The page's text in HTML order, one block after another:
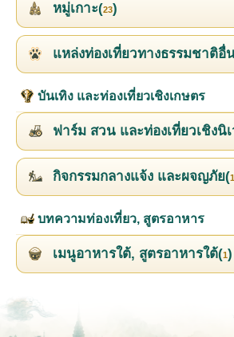
หมู่เกาะ(23)
แหล่งท่องเที่ยวทางธรรมชาติอื่
บันเทิง และท่องเที่ยวเชิงเกษตร
ฟาร์ม สวน และท่องเที่ยวเชิงนิ
กิจกรรมกลางแจ้ง และผจญภัย(1
บทความท่องเที่ยว, สูตรอาหาร
เมนูอาหารใต้, สูตรอาหารใต้(1)